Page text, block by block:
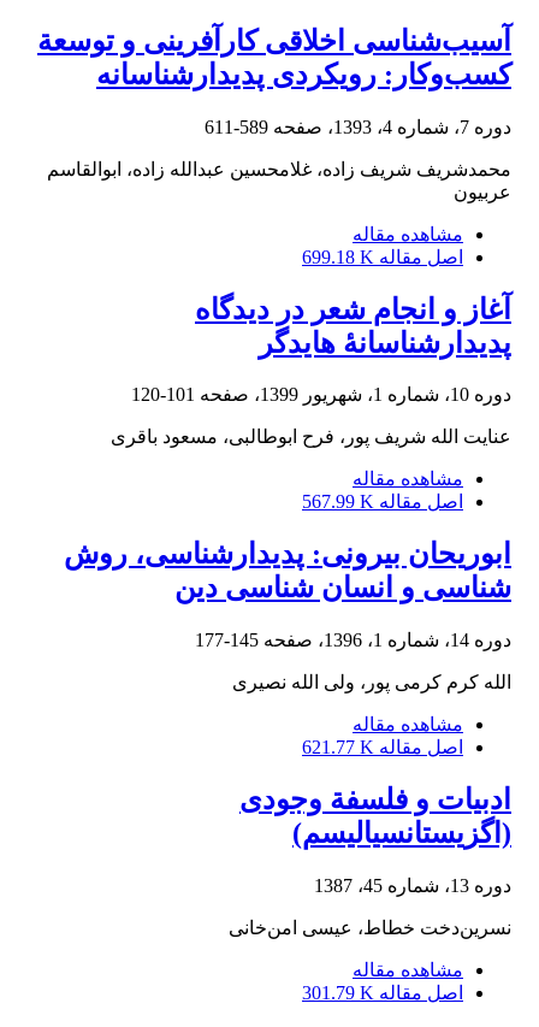
آسیب‌شناسی اخلاقی کارآفرینی و توسعة
کسب‌وکار: رویکردی پدیدارشناسانه
دوره 7، شماره 4، 1393، صفحه 589-611
محمدشریف شریف زاده، غلامحسین عبدالله زاده، ابوالقاسم
عربیون
مشاهده مقاله
اصل مقاله 699.18 K
آغاز و انجام شعر در دیدگاه
پدیدارشناسانۀ هایدگر
دوره 10، شماره 1، شهریور 1399، صفحه 101-120
عنایت الله شریف پور، فرح ابوطالبی، مسعود باقری
مشاهده مقاله
اصل مقاله 567.99 K
ابوریحان بیرونی: پدیدارشناسی، روش
شناسی و انسان شناسی دین
دوره 14، شماره 1، 1396، صفحه 145-177
الله کرم کرمی پور، ولی الله نصیری
مشاهده مقاله
اصل مقاله 621.77 K
ادبیات و فلسفة وجودی
(اگزیستانسیالیسم)
دوره 13، شماره 45، 1387
نسرین‌دخت خطاط، عیسی امن‌خانی
مشاهده مقاله
اصل مقاله 301.79 K